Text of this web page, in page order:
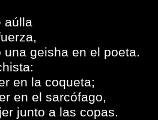
aúlla
geisha en el poeta.
en la coqueta;
en el sarcófago,
junto a las copas.